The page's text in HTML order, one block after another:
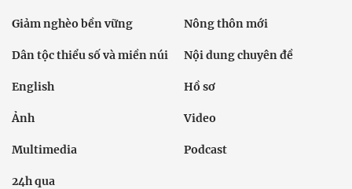
Giảm nghèo bền vững Nông thôn mới
Dân tộc thiểu số và miền núi Nội dung chuyên đề
English Hồ sơ
Ảnh Video
Multimedia Podcast
24h qua